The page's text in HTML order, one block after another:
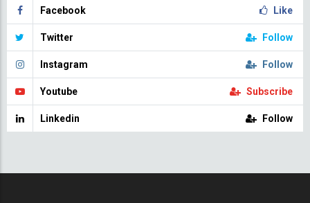
Facebook Like
Twitter Follow
Instagram Follow
Youtube Subscribe
Linkedin Follow